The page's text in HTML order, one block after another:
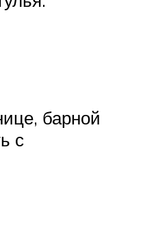
барной
с